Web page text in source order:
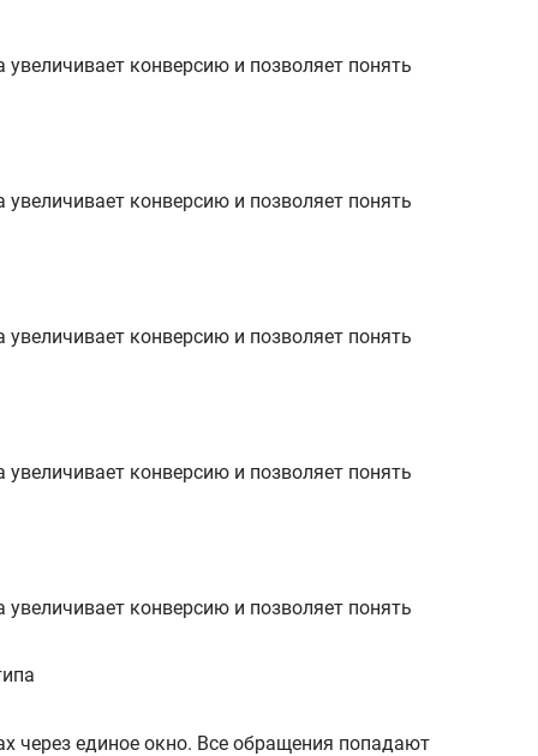
конверсию и позволяет понять
конверсию и позволяет понять
конверсию и позволяет понять
конверсию и позволяет понять
конверсию и позволяет понять
через единое окно. Все обращения попадают